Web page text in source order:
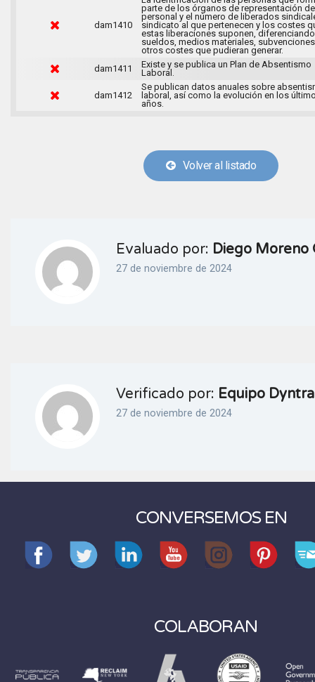
dam1410
parte de los órganos de representación
personal y el número de liberados
sindicato al que pertenecen y los costes
estas liberaciones suponen, diferenciando
sueldos, medios materiales,
otros costes que pudieran generar.
dam1411
Existe y se publica un Plan de Absentismo
Laboral.
dam1412
Se publican datos anuales sobre
laboral, así como la evolución en los
años.
Volver al listado
Evaluado por: Diego Moreno
27 de noviembre de 2024
Verificado por: Equipo Dyntra
27 de noviembre de 2024
CONVERSEMOS EN
COLABORAN